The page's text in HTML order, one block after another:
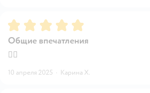
Рейтинг:5
Общие впечатления
👍🏻
10 апреля 2025 · Карина Х.